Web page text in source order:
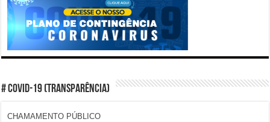
# COVID-19 (TRANSPARÊNCIA)
CHAMAMENTO PÚBLICO